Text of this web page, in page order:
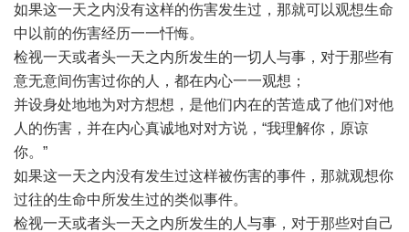
如果这一天之内没有这样的伤害发生过，那就可以观想生命
中以前的伤害经历一一忏悔。
检视一天或者头一天之内所发生的一切人与事，对于那些有
意无意间伤害过你的人，都在内心一一观想；
并设身处地地为对方想想，是他们内在的苦造成了他们对他
人的伤害，并在内心真诚地对对方说，“我理解你，原谅
你。”
如果这一天之内没有发生过这样被伤害的事件，那就观想你
过往的生命中所发生过的类似事件。
检视一天或者头一天之内所发生的人与事，对于那些对自己